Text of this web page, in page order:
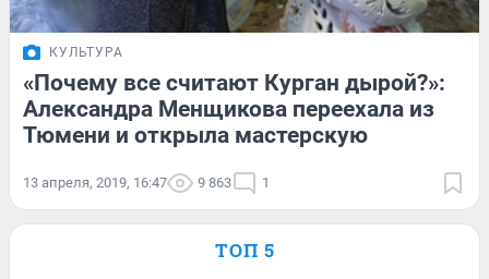
КУЛЬТУРА
«Почему все считают Курган дырой?»:
Александра Менщикова переехала из
Тюмени и открыла мастерскую
13 апреля, 2019, 16:47 9 863 1
ТОП 5